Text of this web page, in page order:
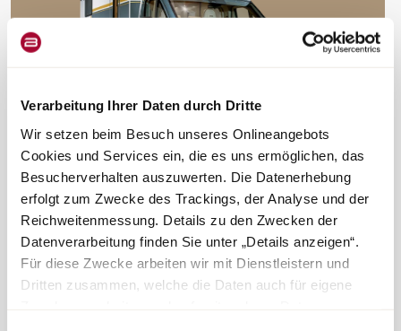
Verarbeitung Ihrer Daten durch Dritte
Wir setzen beim Besuch unseres Onlineangebots
Cookies und Services ein, die es uns ermöglichen, das
Besucherverhalten auszuwerten. Die Datenerhebung
erfolgt zum Zwecke des Trackings, der Analyse und der
Reichweitenmessung. Details zu den Zwecken der
Datenverarbeitung finden Sie unter „Details anzeigen“.
Für diese Zwecke arbeiten wir mit Dienstleistern und
Dritten zusammen, welche die Daten auch für eigene
Jetzt entdecken
Camper Van